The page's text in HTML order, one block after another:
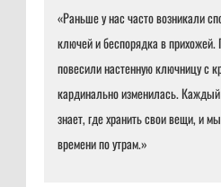
«Раньше у нас часто возникали
ключей и беспорядка в прихожей.
повесили настенную ключницу с
кардинально изменилась.
знает, где хранить свои вещи, и
времени по утрам.»